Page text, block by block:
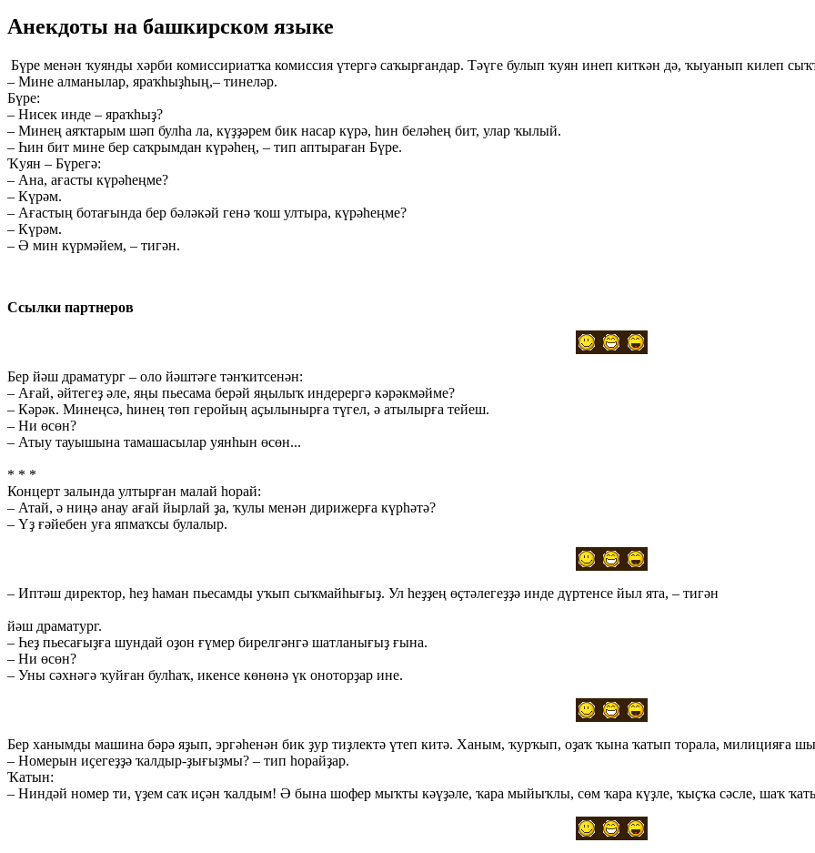
Анекдоты на башкирском языке
Бүре менән ҡуянды хәрби комиссириатҡа комиссия үтергә саҡырғандар. Тәүге булып ҡуян инеп киткән дә, ҡыуанып килеп
– Мине алманылар, яраҡhыҙhың,– тинеләр.
Бүре:
– Нисек инде – яраҡhыҙ?
– Минең аяҡтарым шәп булhа ла, күҙҙәрем бик насар күрә, hин беләhең бит, улар ҡылый.
– Һин бит мине бер саҡрымдан күрәhең, – тип аптыраған Бүре.
Ҡуян – Бүрегә:
– Ана, ағасты күрәhеңме?
– Күрәм.
– Ағастың ботағында бер бәләкәй генә ҡош ултыра, күрәhеңме?
– Күрәм.
– Ә мин күрмәйем, – тигән.
Ссылки партнеров
Бер йәш драматург – оло йәштәге тәнҡитсенән:
– Ағай, әйтегеҙ әле, яңы пьесама берәй яңылыҡ индерергә кәрәкмәйме?
– Кәрәк. Минеңсә, hинең төп геройың аҫылынырға түгел, ә атылырға тейеш.
– Ни өсөн?
– Атыу тауышына тамашасылар уянhын өсөн...
* * *
Концерт залында ултырған малай hорай:
– Атай, ә ниңә анау ағай йырлай ҙа, ҡулы менән дирижерға күрhәтә?
– Үҙ ғәйебен уға япмаҡсы булалыр.
– Иптәш директор, hеҙ hаман пьесамды уҡып сыҡмайhығыҙ. Ул hеҙҙең өҫтәлегеҙҙә инде дүртенсе йыл ята, – тигән
йәш драматург.
– Һеҙ пьесағыҙға шундай оҙон ғүмер бирелгәнгә шатланығыҙ ғына.
– Ни өсөн?
– Уны сәхнәгә ҡуйған булhаҡ, икенсе көнөнә үк оноторҙар ине.
Бер ханымды машина бәрә яҙып, эргәhенән бик ҙур тиҙлектә үтеп китә. Ханым, ҡурҡып, оҙаҡ ҡына ҡатып торала, милицияға
– Номерын иҫегеҙҙә ҡалдыр-ҙығыҙмы? – тип hорайҙар.
Ҡатын:
– Ниндәй номер ти, үҙем саҡ иҫән ҡалдым! Ә бына шофер мыҡты кәүҙәле, ҡара мыйыҡлы, сөм ҡара күҙле, ҡыҫҡа сәсле, шаҡ